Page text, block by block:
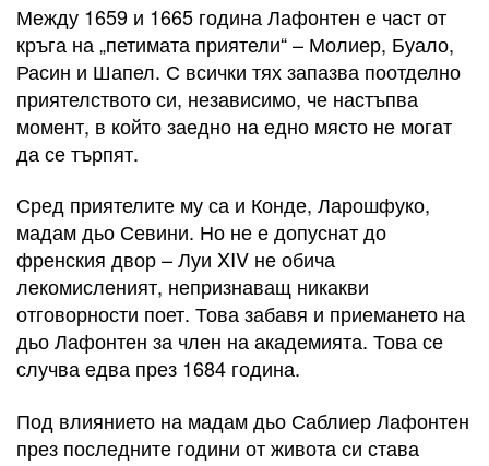
Между 1659 и 1665 година Лафонтен е част от
кръга на „петимата приятели“ – Молиер, Буало,
Расин и Шапел. С всички тях запазва поотделно
приятелството си, независимо, че настъпва
момент, в който заедно на едно място не могат
да се търпят.
Сред приятелите му са и Конде, Ларошфуко,
мадам дьо Севини. Но не е допуснат до
френския двор – Луи XIV не обича
лекомисленият, непризнаващ никакви
отговорности поет. Това забавя и приемането на
дьо Лафонтен за член на академията. Това се
случва едва през 1684 година.
Под влиянието на мадам дьо Саблиер Лафонтен
през последните години от живота си става